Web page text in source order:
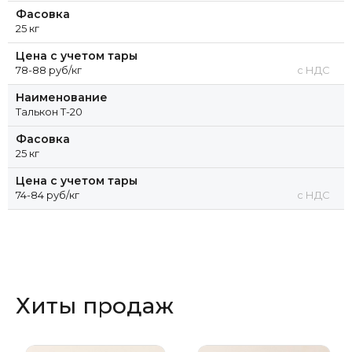
Фасовка
25 кг
Цена с учетом тары
78-88 руб/кг с НДС
Наименование
Талькон Т-20
Фасовка
25 кг
Цена с учетом тары
74-84 руб/кг с НДС
Хиты продаж